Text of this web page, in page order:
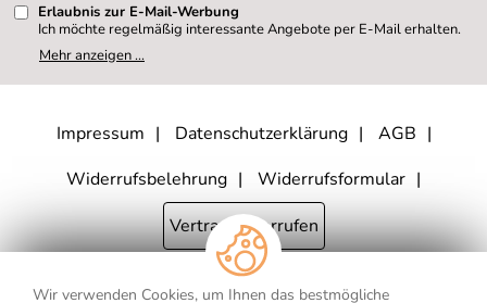
Wir verwenden Cookies, um Ihnen das bestmögliche
Erlaubnis zur E-Mail-Werbung
Ich möchte regelmäßig interessante Angebote per E-Mail erhalten.
Meine E-Mail-Adresse wird nicht an andere Unternehmen
weitergegeben. Zu statistischen Zwecken wird in anonymer Form
kann ich jederzeit mit Wirkung für die Zukunft widerrufen, indem ich
den Link "Abmelden" am Ende des Newsletters anklicke oder die
Datenschutzerklärung habe ich zur Kenntnis genommen.
Mehr anzeigen ...
Impressum Datenschutzerklärung
AGB
Widerrufsbelehrung
Widerrufsformular
Vertrag widerrufen